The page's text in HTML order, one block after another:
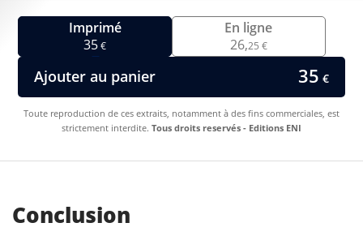
Imprimé
35€
En ligne
26,25 €
Ajouter au panier 35 €
Toute reproduction de ces extraits, notamment à des fins commerciales, est
strictement interdite. Tous droits reservés - Editions ENI
Conclusion